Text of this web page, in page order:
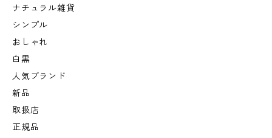
ナチュラル雑貨
シンプル
おしゃれ
白黒
人気ブランド
新品
取扱店
正規品